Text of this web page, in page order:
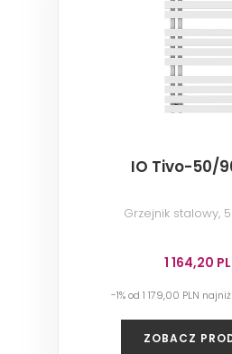
IO Tivo-50/
Grzejnik stalowy,
1 164,20
-1% od 1 179,00 PLN
ZOBACZ